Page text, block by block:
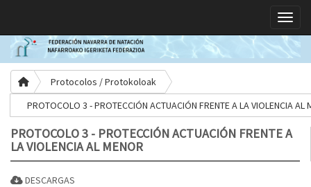
Protocolos / Protokoloak
PROTOCOLO 3 - PROTECCIÓN ACTUACIÓN FRENTE A LA VIOLENCIA AL
PROTOCOLO 3 - PROTECCIÓN ACTUACIÓN FRENTE A
LA VIOLENCIA AL MENOR
DESCARGAS